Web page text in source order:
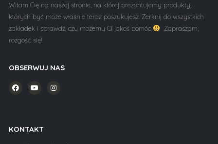
Witam Cię na naszej stronie, na której prezentujemy produkty,
których być może właśnie teraz poszukujesz. Zerknij do wszystkich
zakładek i sprawdź, czy możemy Ci jakoś pomóc
Zapraszam,
rozgość się!
OBSERWUJ NAS
KONTAKT